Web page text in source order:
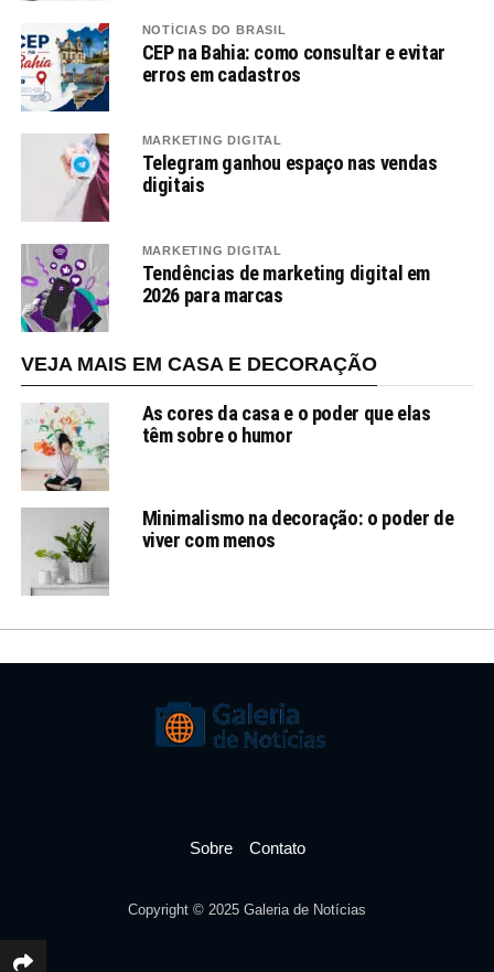
NOTÍCIAS DO BRASIL
CEP na Bahia: como consultar e evitar
erros em cadastros
MARKETING DIGITAL
Telegram ganhou espaço nas vendas
digitais
MARKETING DIGITAL
Tendências de marketing digital em
2026 para marcas
VEJA MAIS EM CASA E DECORAÇÃO
As cores da casa e o poder que elas
têm sobre o humor
Minimalismo na decoração: o poder de
viver com menos
Sobre Contato
Copyright © 2025 Galeria de Notícias